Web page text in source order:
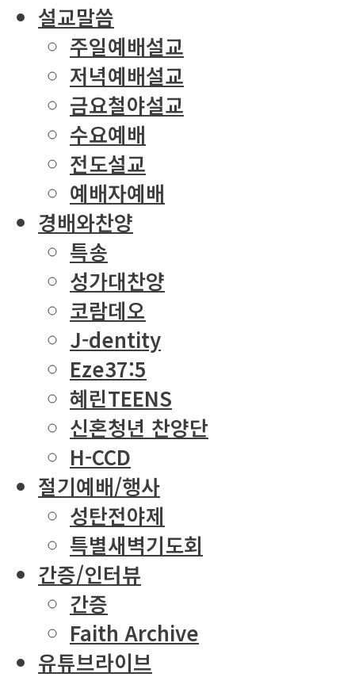
설교말씀
주일예배설교
저녁예배설교
금요철야설교
수요예배
전도설교
예배자예배
경배와찬양
특송
성가대찬양
코람데오
J-dentity
Eze37:5
혜린TEENS
신혼청년 찬양단
H-CCD
절기예배/행사
성탄전야제
특별새벽기도회
간증/인터뷰
간증
Faith Archive
유튜브라이브